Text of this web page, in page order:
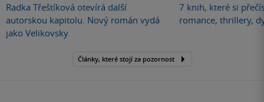
Radka Třeštíková otevírá další
autorskou kapitolu. Nový román vydá
jako Velikovsky
7 knih, které si
romance, thrillery,
Články, které stojí za pozornost